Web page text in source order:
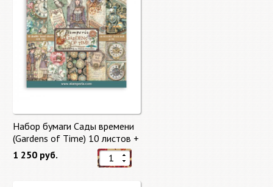
Набор бумаги Сады времени
(Gardens of Time) 10 листов +
бонус от Stamperia
1 250 руб.